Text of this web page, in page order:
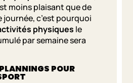
moins plaisant que de
c’est pourquoi
physiques le
par semaine sera
POUR